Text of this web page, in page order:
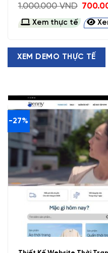
1.000.000VND
Giá
gốc
là:
Xem thực tế
XEM DEMO THỰC TẾ
-27%